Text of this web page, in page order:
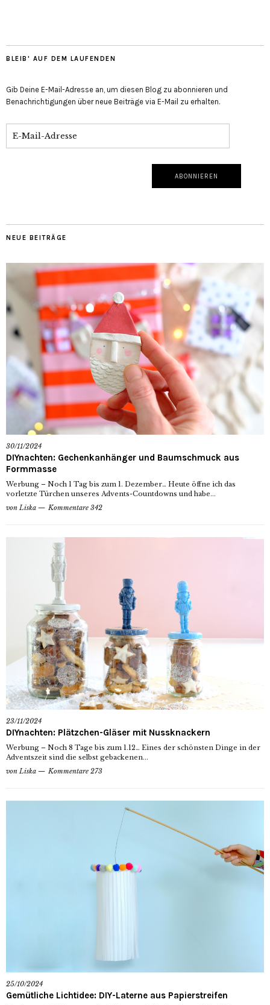
BLEIB' AUF DEM LAUFENDEN
Gib Deine E-Mail-Adresse an, um diesen Blog zu abonnieren und
Benachrichtigungen über neue Beiträge via E-Mail zu erhalten.
NEUE BEITRÄGE
30/11/2024
DIYnachten: Gechenkanhänger und Baumschmuck aus
Formmasse
Werbung – Noch 1 Tag bis zum 1. Dezember… Heute öffne ich das
vorletzte Türchen unseres Advents-Countdowns und habe...
von Liska Kommentare 342
23/11/2024
DIYnachten: Plätzchen-Gläser mit Nussknackern
Werbung – Noch 8 Tage bis zum 1.12… Eines der schönsten Dinge in der
Adventszeit sind die selbst gebackenen...
von Liska Kommentare 273
25/10/2024
Gemütliche Lichtidee: DIY-Laterne aus Papierstreifen